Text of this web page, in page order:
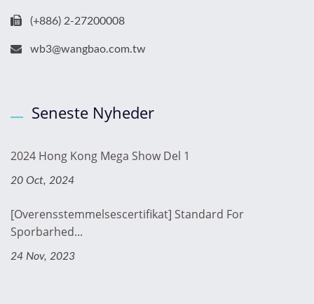
(+886) 2-27200008
wb3@wangbao.com.tw
Seneste Nyheder
2024 Hong Kong Mega Show Del 1
20 Oct, 2024
[Overensstemmelsescertifikat] Standard For
Sporbarhed...
24 Nov, 2023